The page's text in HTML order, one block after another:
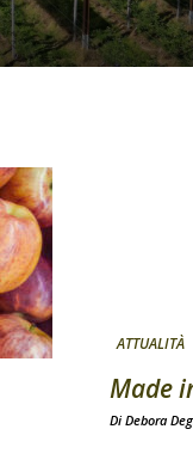
ATTUALITÀ
Made
Di Debora